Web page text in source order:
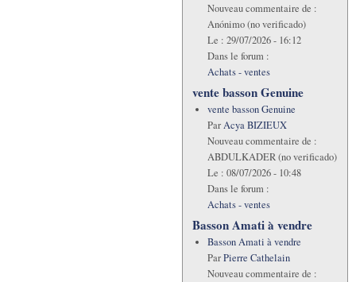
Nouveau commentaire de :
Anónimo (no verificado)
Le : 29/07/2026 - 16:12
Dans le forum :
Achats - ventes
vente basson Genuine
vente basson Genuine
ParAcya BIZIEUX
Nouveau commentaire de :
ABDULKADER (no verificado)
Le : 08/07/2026 - 10:48
Dans le forum :
Achats - ventes
Basson Amati à vendre
Basson Amati à vendre
ParPierre Cathelain
Nouveau commentaire de :